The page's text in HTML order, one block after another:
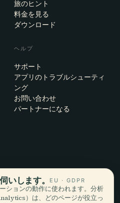
旅のヒント
料金を見る
ダウンロード
ヘルプ
サポート
アプリのトラブルシューティ
ング
お問い合わせ
パートナーになる
いします。 EU · GDPR
ションの動作に使われます。分析
）は、どのページが役立っ